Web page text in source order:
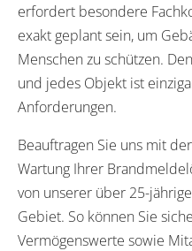
erfordert besondere
exakt geplant sein, um
Menschen zu schützen.
und jedes Objekt ist
Anforderungen.
Beauftragen Sie uns mit
Wartung Ihrer
von unserer über 25-
Gebiet. So können Sie
Vermögenswerte sowie